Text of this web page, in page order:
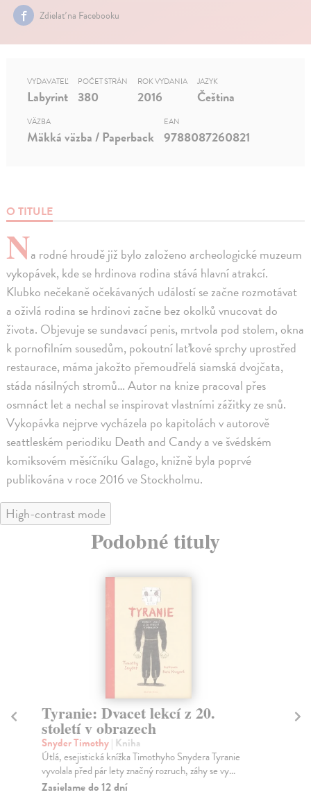
Zdielať na Facebooku
O TITULE
Na rodné hroudě již bylo založeno archeologické muzeum
vykopávek, kde se hrdinova rodina stává hlavní atrakcí.
Klubko nečekaně očekávaných událostí se začne rozmotávat
a oživlá rodina se hrdinovi začne bez okolků vnucovat do
života. Objevuje se sundavací penis, mrtvola pod stolem, okna
k pornofilním sousedům, pokoutní laťkové sprchy uprostřed
restaurace, máma jakožto přemoudřelá siamská dvojčata,
stáda násilných stromů… Autor na knize pracoval přes
osmnáct let a nechal se inspirovat vlastními zážitky ze snů.
Vykopávka nejprve vycházela po kapitolách v autorově
seattleském periodiku Death and Candy a ve švédském
komiksovém měsíčníku Galago, knižně byla poprvé
publikována v roce 2016 ve Stockholmu.
VYDAVATEĽ
Labyrint
POČET STRÁN
380
ROK VYDANIA
2016
JAZYK
Čeština
VÄZBA
Mäkká väzba / Paperback
EAN
9788087260821
High-contrast mode
Podobné tituly
Tyranie: Dvacet lekcí z 20.
století v obrazech
Snyder Timothy| Kniha
Útlá, esejistická knížka Timothyho Snydera Tyranie
vyvolala před pár lety značný rozruch, záhy se vy...
Zasielame do 12 dní